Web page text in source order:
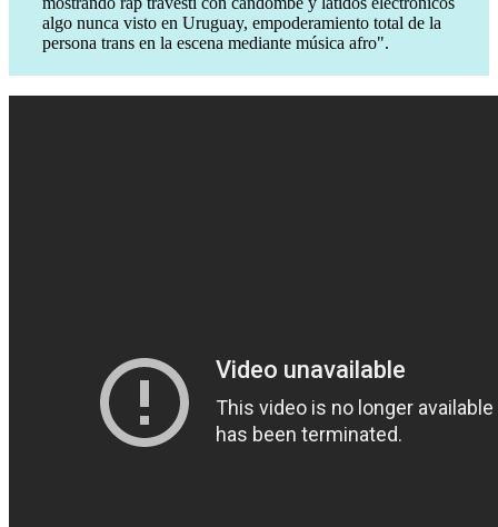
algo nunca visto en Uruguay, empoderamiento total de la
persona trans en la escena mediante música afro".